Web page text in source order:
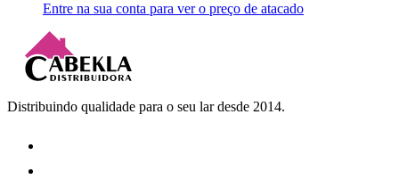
Entre na sua conta para ver o preço de atacado
Distribuindo qualidade para o seu lar desde 2014.